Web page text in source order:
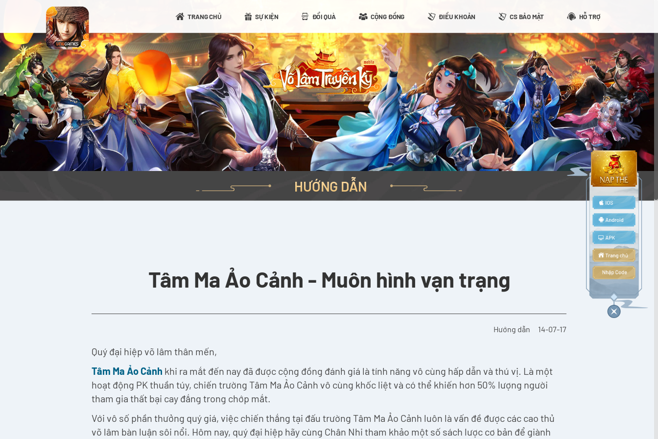
HƯỚNG DẪN
Tâm Ma Ảo Cảnh - Muôn hình vạn trạng
Hướng dẫn 14-07-17
Quý đại hiệp võ lâm thân mến,
Tâm Ma Ảo Cảnh khi ra mắt đến nay đã được cộng đồng đánh giá là tính năng vô cùng hấp dẫn và thú vị. Là một
hoạt động PK thuần túy, chiến trường Tâm Ma Ảo Cảnh vô cùng khốc liệt và có thể khiến hơn 50% lượng người
tham gia thất bại cay đắng trong chớp mắt.
Với vô số phần thưởng quý giá, việc chiến thắng tại đấu trường Tâm Ma Ảo Cảnh luôn là vấn đề được các cao thủ
võ lâm bàn luận sôi nổi. Hôm nay, quý đại hiệp hãy cùng Chân Nhi tham khảo một số sách lược cơ bản để giành
TRANG CHỦ SỰ KIỆN ĐỔI QUÀ CỘNG ĐỒNG ĐIỀU KHOẢN CS BẢO MẬT HỖ TRỢ